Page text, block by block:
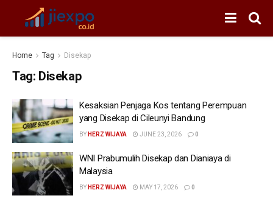
Home Tag Disekap
Tag: Disekap
Kesaksian Penjaga Kos tentang Perempuan
yang Disekap di Cileunyi Bandung
BY HERZ WIJAYA JUNE 23, 2026 0
WNI Prabumulih Disekap dan Dianiaya di
Malaysia
BY HERZ WIJAYA MAY 17, 2026 0